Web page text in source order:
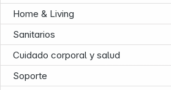
Home & Living
Sanitarios
Cuidado corporal y salud
Soporte
Follow us on